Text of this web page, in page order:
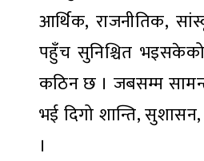
आर्थिक, राजनीतिक,
पहुँच सुनिश्चित
कठिन छ । जबसम्म
भई दिगो शान्ति,
।